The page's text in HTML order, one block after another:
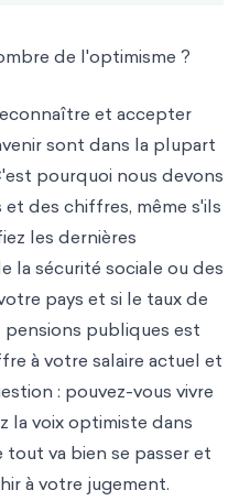
de l'optimisme ?
et accepter
sont dans la plupart
pourquoi nous devons
des chiffres, même s'ils
les dernières
la sécurité sociale ou des
pays et si le taux de
publiques est
à votre salaire actuel et
: pouvez-vous vivre
la voix optimiste dans
va bien se passer et
à votre jugement.